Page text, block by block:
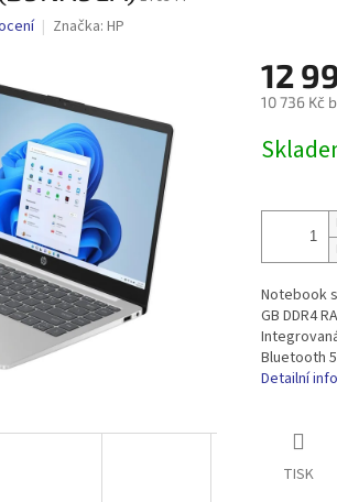
Značka: HP
12
10 736 Kč
cena:
Notebook
GB DDR4
Bluetooth
Detailní
TISK